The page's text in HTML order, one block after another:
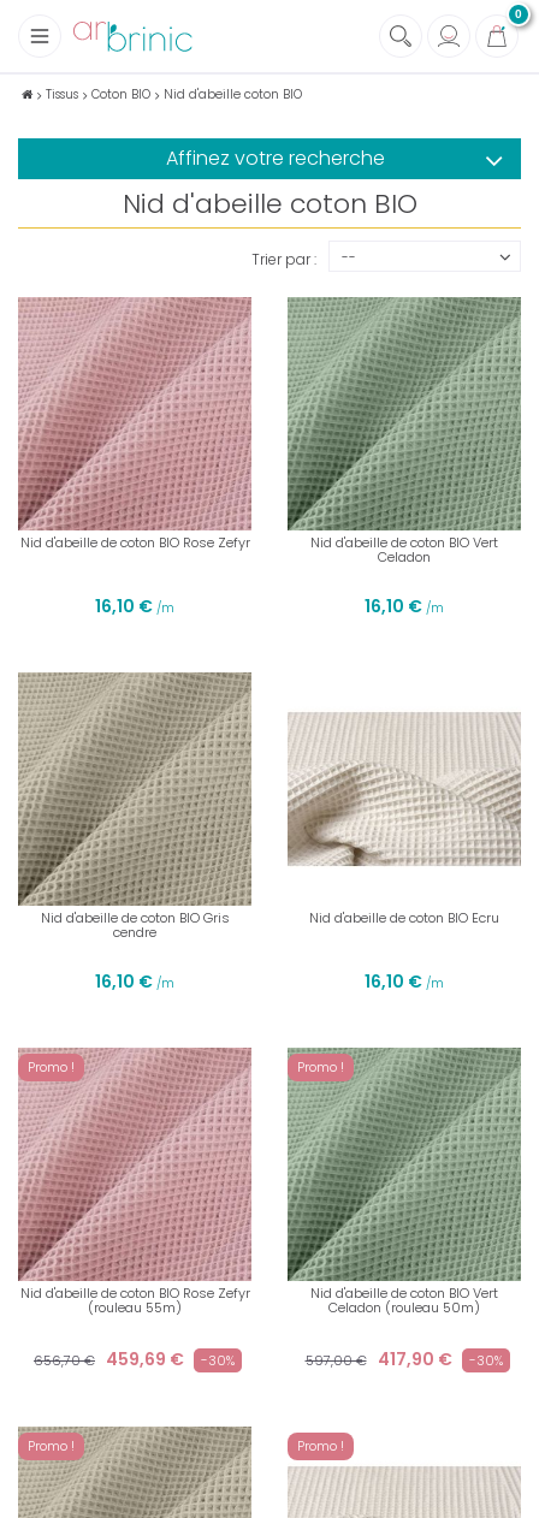
0
Tissus
+
Soins et Santé au naturel
Maison écologique
+
Lectures
Tissus Coton BIO Nid d'abeille coton BIO
Affinez votre recherche
Nid d'abeille coton BIO
Trier par : --
Nid d'abeille de coton BIO Rose Zefyr
16,10 € /m
Nid d'abeille de coton BIO Vert
Celadon
16,10 € /m
Nid d'abeille de coton BIO Gris
cendre
16,10 € /m
Nid d'abeille de coton BIO Ecru
16,10 € /m
Promo !
Nid d'abeille de coton BIO Rose Zefyr
(rouleau 55m)
656,70 € 459,69 € -30%
Promo !
Nid d'abeille de coton BIO Vert
Celadon (rouleau 50m)
597,00 € 417,90 € -30%
Promo ! Promo !